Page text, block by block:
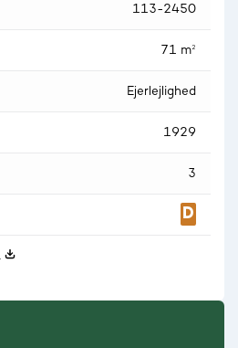
113-2450
71 m²
Ejerlejlighed
1929
3